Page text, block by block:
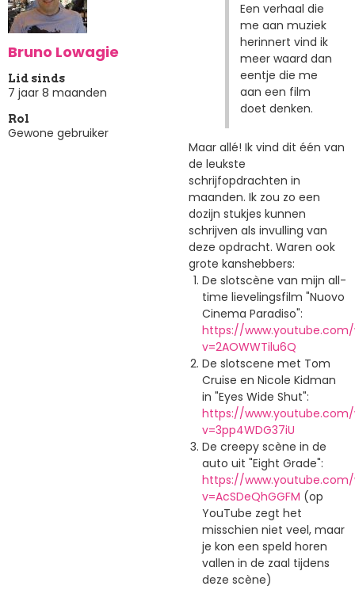
Bruno Lowagie
Lid sinds
7 jaar 8 maanden
Rol
Gewone gebruiker
Een verhaal die
me aan muziek
herinnert vind ik
meer waard dan
eentje die me
aan een film
doet denken.
Maar allé! Ik vind dit één van
de leukste
schrijfopdrachten in
maanden. Ik zou zo een
dozijn stukjes kunnen
schrijven als invulling van
deze opdracht. Waren ook
grote kanshebbers:
De slotscène van mijn all-
time lievelingsfilm "Nuovo
Cinema Paradiso":
https://
v=2AOWWTilu6Q
De slotscene met Tom
Cruise en Nicole Kidman
in "Eyes Wide Shut":
https://
v=3pp4WDG37iU
De creepy scène in de
auto uit "Eight Grade":
https://
v=AcSDeQhGGFM (op
YouTube zegt het
misschien niet veel, maar
je kon een speld horen
vallen in de zaal tijdens
deze scène)